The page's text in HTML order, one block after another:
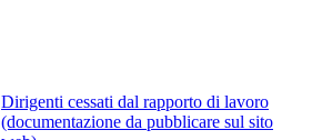
Dirigenti cessati dal rapporto di lavoro
(documentazione da pubblicare sul sito